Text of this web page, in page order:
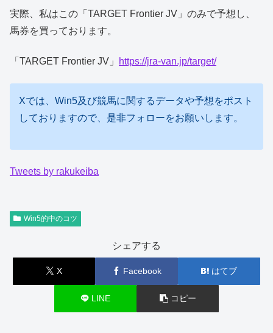
実際、私はこの「TARGET Frontier JV」のみで予想し、
馬券を買っております。
「TARGET Frontier JV」 https://jra-van.jp/target/
Xでは、Win5及び競馬に関するデータや予想をポスト
しておりますので、是非フォローをお願いします。
Tweets by rakukeiba
Win5的中のコツ
シェアする
X Facebook はてブ
LINE コピー